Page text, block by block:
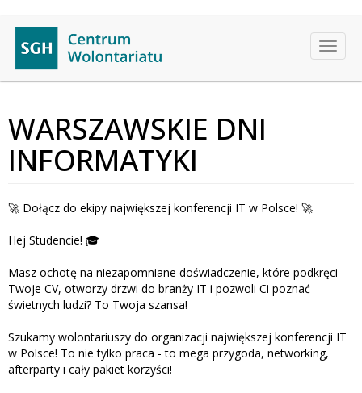
Przejdź
treści
WARSZAWSKIE DNI
INFORMATYKI
🚀 Dołącz do ekipy największej konferencji IT w Polsce! 🚀
Hej Studencie! 🎓
Masz ochotę na niezapomniane doświadczenie, które podkręci
Twoje CV, otworzy drzwi do branży IT i pozwoli Ci poznać
świetnych ludzi? To Twoja szansa!
Szukamy wolontariuszy do organizacji największej konferencji IT
w Polsce! To nie tylko praca - to mega przygoda, networking,
afterparty i cały pakiet korzyści!